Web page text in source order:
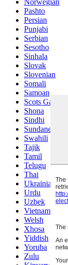
Pashto
Persian
Punjabi
Serbian
Sesotho
Sinhala
Slovak
Slovenian
Somali
Samoan
Scots Gaelic
Shona
Sindhi
Sundanese
Swahili
Tajik
Tamil
Telugu
Thai
Ukrainian
Urdu
Uzbek
Vietnamese
Welsh
Xhosa
Yiddish
Yoruba
Zulu